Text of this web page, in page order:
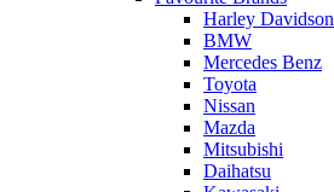
Harley Davidson
BMW
Mercedes Benz
Toyota
Nissan
Mazda
Mitsubishi
Daihatsu